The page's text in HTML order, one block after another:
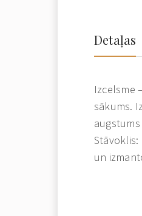
Detaļas
Izcelsme
sākums.
Stāvoklis:
un